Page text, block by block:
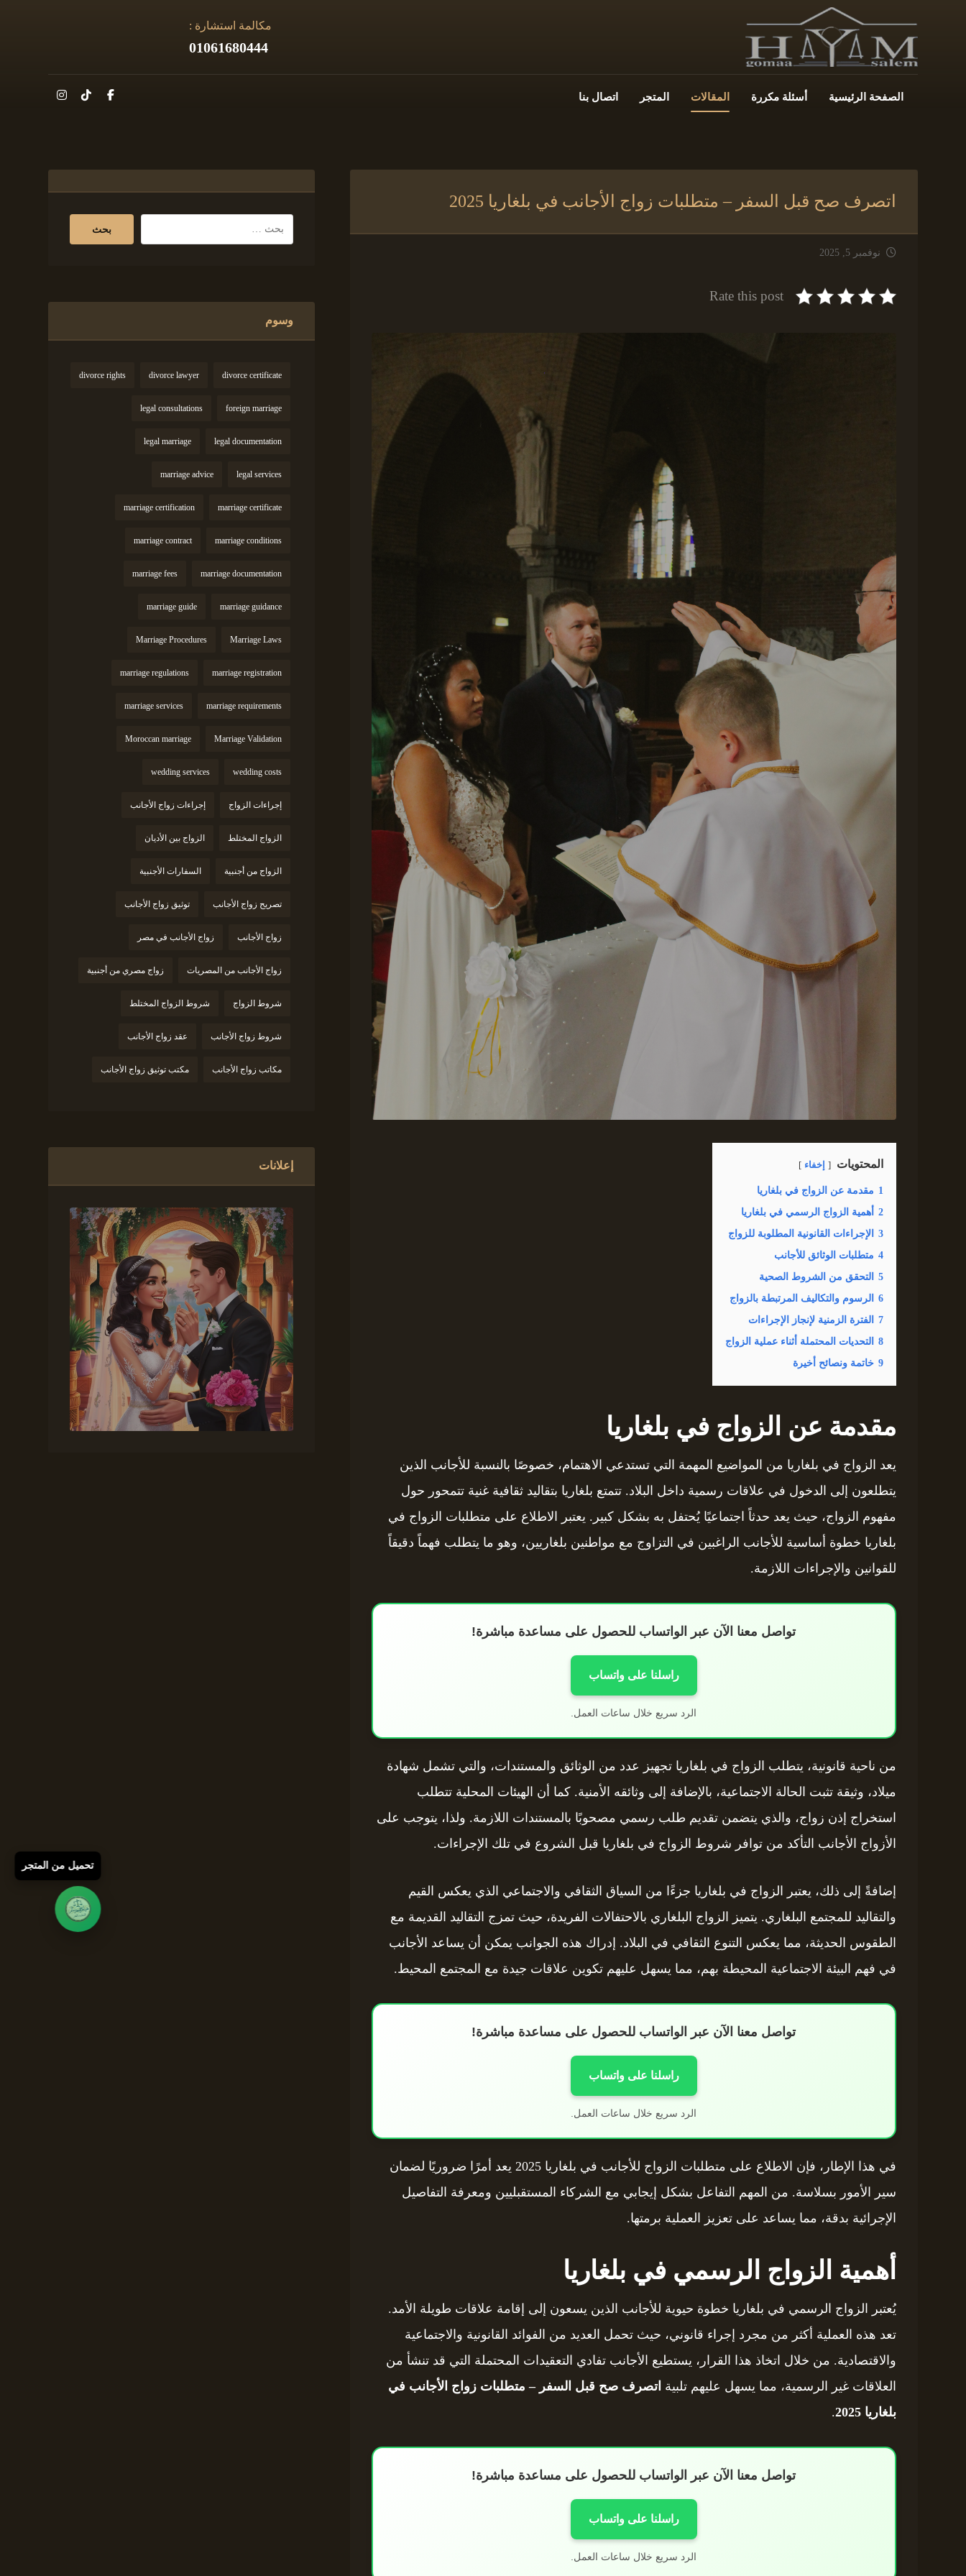
مكالمة استشارة :
01061680444
الصفحة الرئيسية أسئلة مكررة المقالات المتجر اتصال بنا
اتصرف صح قبل السفر – متطلبات زواج الأجانب في بلغاريا 2025
نوفمبر 5, 2025
Rate this post
المحتويات إخفاء
1 مقدمة عن الزواج في بلغاريا
2
أهمية الزواج الرسمي في بلغاريا
3
الإجراءات القانونية المطلوبة للزواج
4 متطلبات الوثائق للأجانب
5
التحقق من الشروط الصحية
6
الرسوم والتكاليف المرتبطة بالزواج
7
الفترة الزمنية لإنجاز الإجراءات
8
التحديات المحتملة أثناء عملية الزواج
9 خاتمة ونصائح أخيرة
مقدمة عن الزواج في بلغاريا
يعد الزواج في بلغاريا من المواضيع المهمة التي تستدعي الاهتمام، خصوصًا بالنسبة للأجانب الذين
يتطلعون إلى الدخول في علاقات رسمية داخل البلاد. تتمتع بلغاريا بتقاليد ثقافية غنية تتمحور حول
مفهوم الزواج، حيث يعد حدثاً اجتماعيًا يُحتفل به بشكل كبير. يعتبر الاطلاع على متطلبات الزواج في
بلغاريا خطوة أساسية للأجانب الراغبين في التزاوج مع مواطنين بلغاريين، وهو ما يتطلب فهماً دقيقاً
للقوانين والإجراءات اللازمة.
تواصل معنا الآن عبر الواتساب للحصول على مساعدة مباشرة!
راسلنا على واتساب
الرد سريع خلال ساعات العمل.
من ناحية قانونية، يتطلب الزواج في بلغاريا تجهيز عدد من الوثائق والمستندات، والتي تشمل شهادة
ميلاد، وثيقة تثبت الحالة الاجتماعية، بالإضافة إلى وثائقه الأمنية. كما أن الهيئات المحلية تتطلب
استخراج إذن زواج، والذي يتضمن تقديم طلب رسمي مصحوبًا بالمستندات اللازمة. ولذا، يتوجب على
الأزواج الأجانب التأكد من توافر شروط الزواج في بلغاريا قبل الشروع في تلك الإجراءات.
إضافةً إلى ذلك، يعتبر الزواج في بلغاريا جزءًا من السياق الثقافي والاجتماعي الذي يعكس القيم
والتقاليد للمجتمع البلغاري. يتميز الزواج البلغاري بالاحتفالات الفريدة، حيث تمزج التقاليد القديمة مع
الطقوس الحديثة، مما يعكس التنوع الثقافي في البلاد. إدراك هذه الجوانب يمكن أن يساعد الأجانب
في فهم البيئة الاجتماعية المحيطة بهم، مما يسهل عليهم تكوين علاقات جيدة مع المجتمع المحيط.
تواصل معنا الآن عبر الواتساب للحصول على مساعدة مباشرة!
راسلنا على واتساب
الرد سريع خلال ساعات العمل.
في هذا الإطار، فإن الاطلاع على متطلبات الزواج للأجانب في بلغاريا 2025 يعد أمرًا ضروريًا لضمان
سير الأمور بسلاسة. من المهم التفاعل بشكل إيجابي مع الشركاء المستقبليين ومعرفة التفاصيل
الإجرائية بدقة، مما يساعد على تعزيز العملية برمتها.
أهمية الزواج الرسمي في بلغاريا
يُعتبر الزواج الرسمي في بلغاريا خطوة حيوية للأجانب الذين يسعون إلى إقامة علاقات طويلة الأمد.
تعد هذه العملية أكثر من مجرد إجراء قانوني، حيث تحمل العديد من الفوائد القانونية والاجتماعية
والاقتصادية. من خلال اتخاذ هذا القرار، يستطيع الأجانب تفادي التعقيدات المحتملة التي قد تنشأ من
العلاقات غير الرسمية، مما يسهل عليهم تلبية اتصرف صح قبل السفر – متطلبات زواج الأجانب في
بلغاريا 2025
.
تواصل معنا الآن عبر الواتساب للحصول على مساعدة مباشرة!
راسلنا على واتساب
الرد سريع خلال ساعات العمل.
وسوم
divorce certificate
divorce lawyer
divorce rights
foreign marriage
legal consultations
legal documentation
legal marriage
legal services
marriage advice
marriage certificate
marriage certification
marriage conditions
marriage contract
marriage documentation
marriage fees
marriage guidance
marriage guide
Marriage Laws
Marriage Procedures
marriage registration
marriage regulations
marriage requirements
marriage services
Marriage Validation
Moroccan marriage
wedding costs
wedding services
إجراءات الزواج إجراءات زواج الأجانب
الزواج المختلط الزواج بين الأديان
الزواج من أجنبية السفارات الأجنبية
تصريح زواج الأجانب توثيق زواج الأجانب
زواج الأجانب زواج الأجانب في مصر
زواج الأجانب من المصريات زواج مصري من أجنبية
شروط الزواج شروط الزواج المختلط
شروط زواج الأجانب عقد زواج الأجانب
مكاتب زواج الأجانب مكتب توثيق زواج الأجانب
إعلانات
تحميل من المتجر